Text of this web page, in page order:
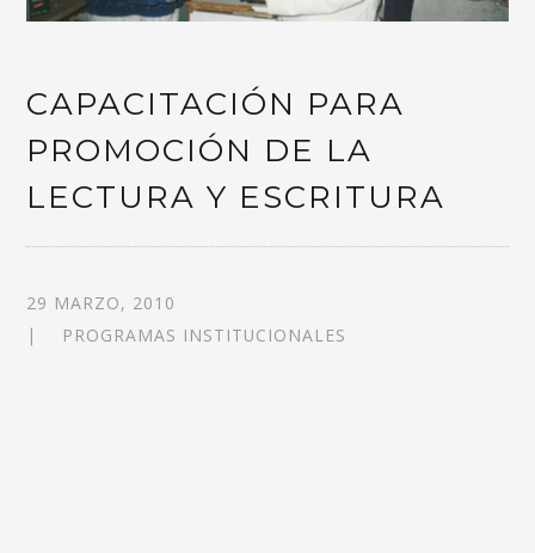
CAPACITACIÓN PARA
PROMOCIÓN DE LA
LECTURA Y ESCRITURA
29 MARZO, 2010
PROGRAMAS INSTITUCIONALES